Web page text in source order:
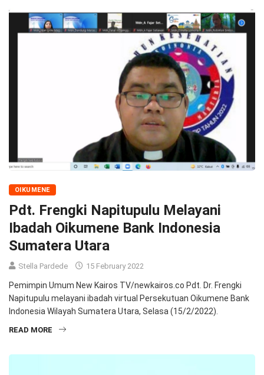
OIKUMENE
Pdt. Frengki Napitupulu Melayani
Ibadah Oikumene Bank Indonesia
Sumatera Utara
Stella Pardede 15 February 2022
Pemimpin Umum New Kairos TV/newkairos.co Pdt. Dr. Frengki
Napitupulu melayani ibadah virtual Persekutuan Oikumene Bank
Indonesia Wilayah Sumatera Utara, Selasa (15/2/2022).
READ MORE